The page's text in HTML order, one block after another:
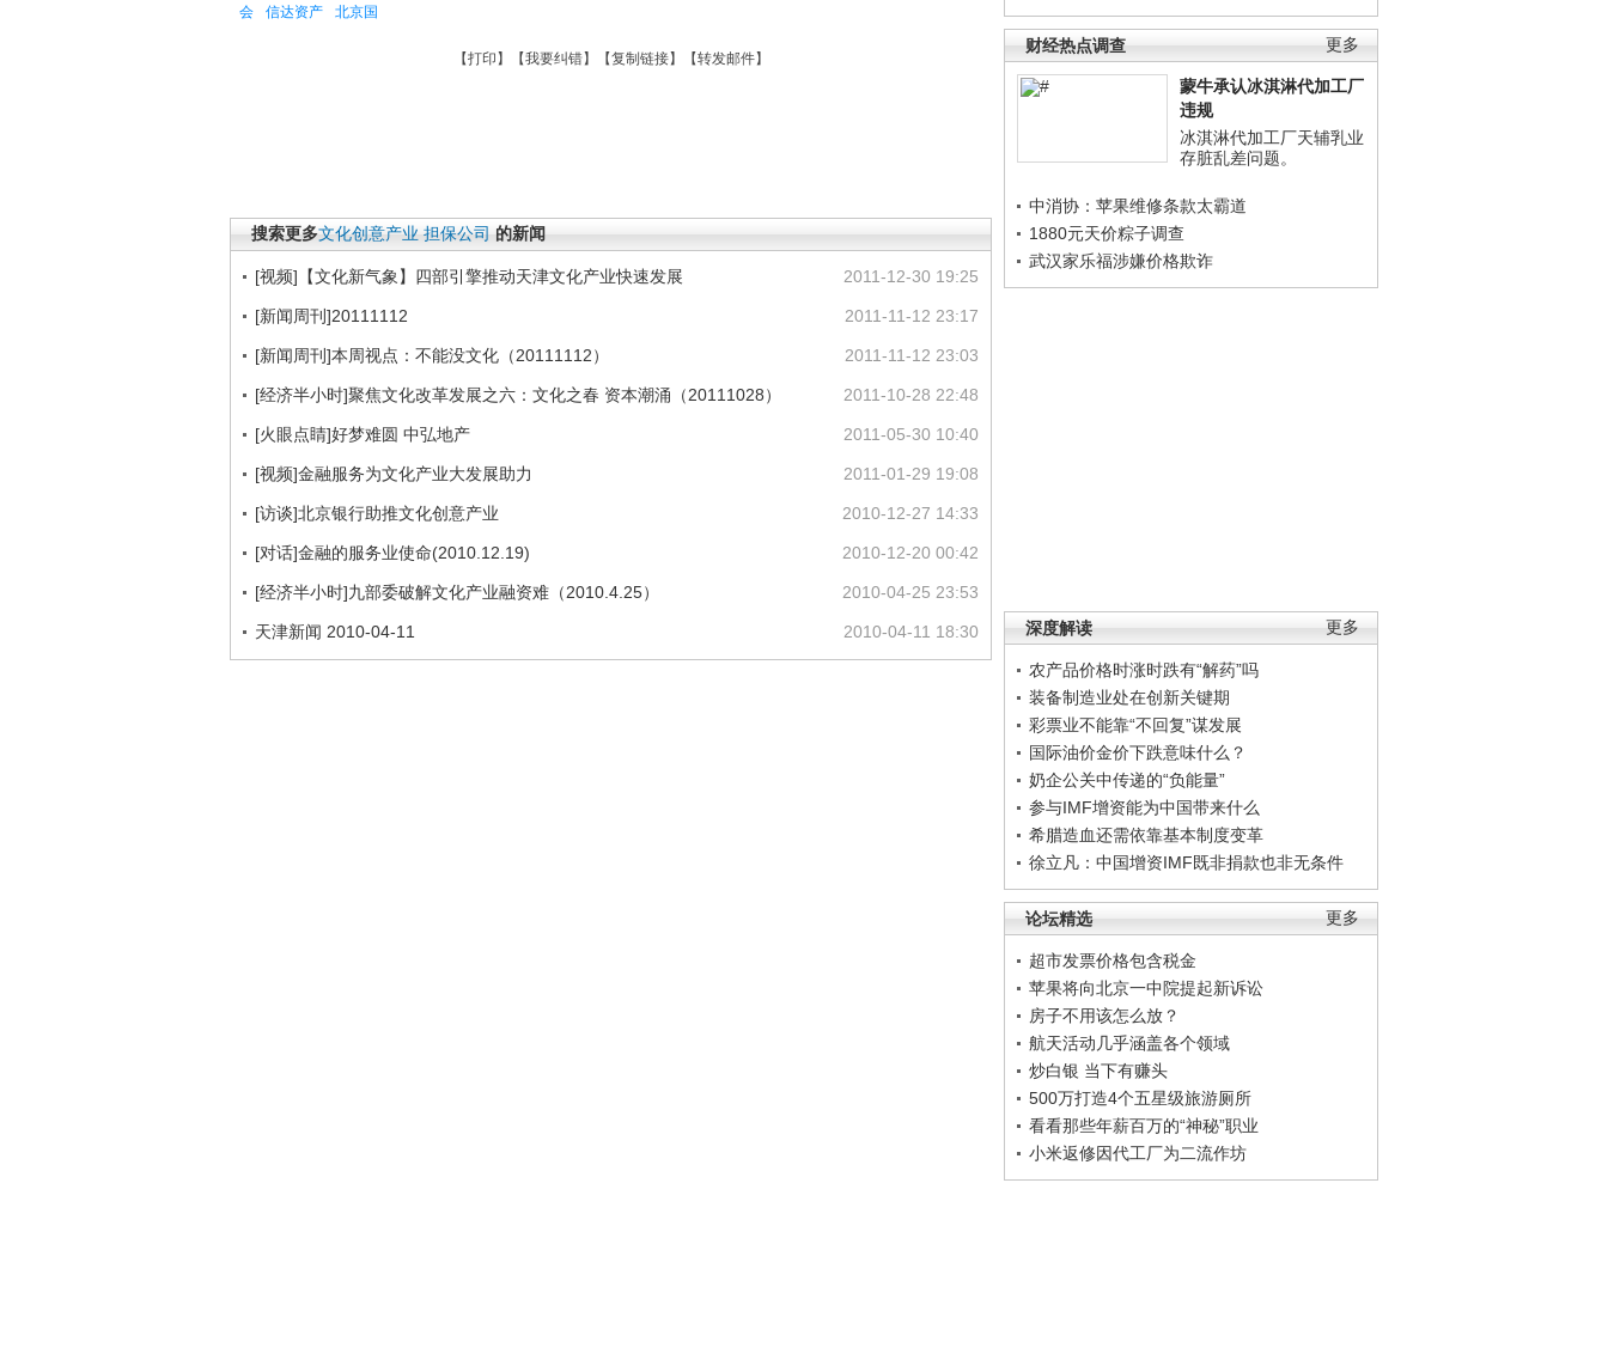
更多
财经热点调查
蒙牛承认冰淇淋代加工厂
违规
冰淇淋代加工厂天辅乳业
存脏乱差问题。
中消协：苹果维修条款太霸道
1880元天价粽子调查
武汉家乐福涉嫌价格欺诈
更多
深度解读
农产品价格时涨时跌有“解药”吗
装备制造业处在创新关键期
彩票业不能靠“不回复”谋发展
国际油价金价下跌意味什么？
奶企公关中传递的“负能量”
参与IMF增资能为中国带来什么
希腊造血还需依靠基本制度变革
徐立凡：中国增资IMF既非捐款也非无条件
更多
论坛精选
超市发票价格包含税金
苹果将向北京一中院提起新诉讼
房子不用该怎么放？
航天活动几乎涵盖各个领域
炒白银 当下有赚头
500万打造4个五星级旅游厕所
看看那些年薪百万的“神秘”职业
小米返修因代工厂为二流作坊
会
信达资产 北京国
【打印 】【我要纠错】【复制链接】【转发邮件】
搜索更多文化创意产业 担保公司 的新闻
2011-12-30 19:25
[视频]【文化新气象】四部引擎推动天津文化产业快速发展
2011-11-12 23:17
[新闻周刊]20111112
2011-11-12 23:03
[新闻周刊]本周视点：不能没文化（20111112）
2011-10-28 22:48
[经济半小时]聚焦文化改革发展之六：文化之春 资本潮涌（20111028）
2011-05-30 10:40
[火眼点睛]好梦难圆 中弘地产
2011-01-29 19:08
[视频]金融服务为文化产业大发展助力
2010-12-27 14:33
[访谈]北京银行助推文化创意产业
2010-12-20 00:42
[对话]金融的服务业使命(2010.12.19)
2010-04-25 23:53
[经济半小时]九部委破解文化产业融资难（2010.4.25）
2010-04-11 18:30
天津新闻 2010-04-11